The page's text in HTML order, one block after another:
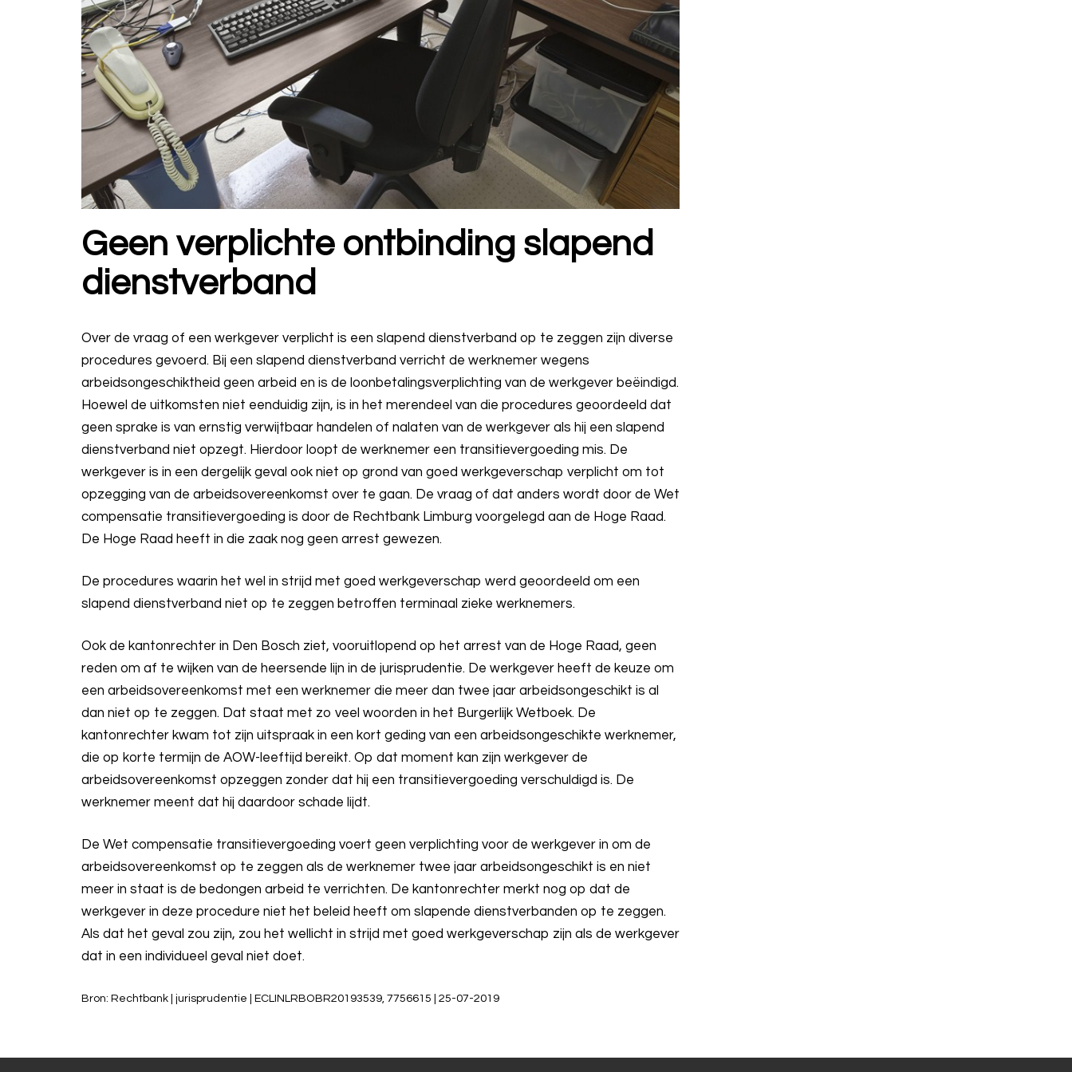
Geen verplichte ontbinding slapend
dienstverband
Over de vraag of een werkgever verplicht is een slapend dienstverband op te zeggen zijn diverse
procedures gevoerd. Bij een slapend dienstverband verricht de werknemer wegens
arbeidsongeschiktheid geen arbeid en is de loonbetalingsverplichting van de werkgever beëindigd.
Hoewel de uitkomsten niet eenduidig zijn, is in het merendeel van die procedures geoordeeld dat
geen sprake is van ernstig verwijtbaar handelen of nalaten van de werkgever als hij een slapend
dienstverband niet opzegt. Hierdoor loopt de werknemer een transitievergoeding mis. De
werkgever is in een dergelijk geval ook niet op grond van goed werkgeverschap verplicht om tot
opzegging van de arbeidsovereenkomst over te gaan. De vraag of dat anders wordt door de Wet
compensatie transitievergoeding is door de Rechtbank Limburg voorgelegd aan de Hoge Raad.
De Hoge Raad heeft in die zaak nog geen arrest gewezen.
De procedures waarin het wel in strijd met goed werkgeverschap werd geoordeeld om een
slapend dienstverband niet op te zeggen betroffen terminaal zieke werknemers.
Ook de kantonrechter in Den Bosch ziet, vooruitlopend op het arrest van de Hoge Raad, geen
reden om af te wijken van de heersende lijn in de jurisprudentie. De werkgever heeft de keuze om
een arbeidsovereenkomst met een werknemer die meer dan twee jaar arbeidsongeschikt is al
dan niet op te zeggen. Dat staat met zo veel woorden in het Burgerlijk Wetboek. De
kantonrechter kwam tot zijn uitspraak in een kort geding van een arbeidsongeschikte werknemer,
die op korte termijn de AOW-leeftijd bereikt. Op dat moment kan zijn werkgever de
arbeidsovereenkomst opzeggen zonder dat hij een transitievergoeding verschuldigd is. De
werknemer meent dat hij daardoor schade lijdt.
De Wet compensatie transitievergoeding voert geen verplichting voor de werkgever in om de
arbeidsovereenkomst op te zeggen als de werknemer twee jaar arbeidsongeschikt is en niet
meer in staat is de bedongen arbeid te verrichten. De kantonrechter merkt nog op dat de
werkgever in deze procedure niet het beleid heeft om slapende dienstverbanden op te zeggen.
Als dat het geval zou zijn, zou het wellicht in strijd met goed werkgeverschap zijn als de werkgever
dat in een individueel geval niet doet.
Bron: Rechtbank | jurisprudentie | ECLINLRBOBR20193539, 7756615 | 25-07-2019